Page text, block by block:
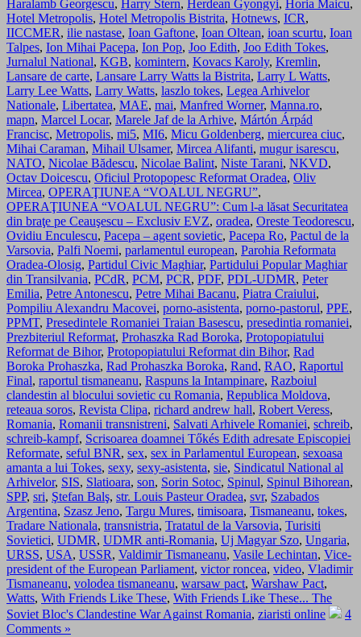
Haralamb Georgescu, Harry Stern, Herdean Gyongyi, Horia Maicu,
Hotel Metropolis, Hotel Metropolis Bistrita, Hotnews, ICR,
IICCMER, ilie nastase, Ioan Gaftone, Ioan Oltean, ioan scurtu, Ioan
Talpes, Ion Mihai Pacepa, Ion Pop, Joo Edith, Joo Edith Tokes,
Jurnalul National, KGB, komintern, Kovacs Karoly, Kremlin,
Lansare de carte, Lansare Larry Watts la Bistrita, Larry L Watts,
Larry Lee Watts, Larry Watts, laszlo tokes, Legea Arhivelor
Nationale, Libertatea, MAE, mai, Manfred Worner, Manna.ro,
mapn, Marcel Locar, Marele Jaf de la Arhive, Mártón Árpád
Francisc, Metropolis, mi5, MI6, Micu Goldenberg, miercurea ciuc,
Mihai Caraman, Mihail Ulsamer, Mircea Alifanti, mugur isarescu,
NATO, Nicolae Bădescu, Nicolae Balint, Niste Tarani, NKVD,
Octav Doicescu, Oficiul Protopopesc Reformat Oradea, Oliv
Mircea, OPERAŢIUNEA “VOALUL NEGRU”,
OPERAŢIUNEA “VOALUL NEGRU”: Cum l-a lăsat Securitatea
din braţe pe Ceauşescu – Exclusiv EVZ, oradea, Oreste Teodorescu,
Ovidiu Enculescu, Pacepa – agent sovietic, Pacepa Ro, Pactul de la
Varsovia, Palfi Noemi, parlamentul european, Parohia Reformata
Oradea-Olosig, Partidul Civic Maghiar, Partidului Popular Maghiar
din Transilvania, PCdR, PCM, PCR, PDF, PDL-UDMR, Peter
Emilia, Petre Antonescu, Petre Mihai Bacanu, Piatra Craiului,
Pompiliu Alexandru Macovei, porno-asistenta, porno-pastorul, PPE,
PPMT, Presedintele Romaniei Traian Basescu, presedintia romaniei,
Prezbiteriul Reformat, Prohaszka Rad Boroka, Protopopiatului
Reformat de Bihor, Protopopiatului Reformat din Bihor, Rad
Boroka Prohaszka, Rad Prohaszka Boroka, Rand, RAO, Raportul
Final, raportul tismaneanu, Raspuns la Intampinare, Razboiul
clandestin al blocului sovietic cu Romania, Republica Moldova,
reteaua soros, Revista Clipa, richard andrew hall, Robert Veress,
Romania, Romanii transnistreni, Salvati Arhivele Romaniei, schreib,
schreib-kampf, Scrisoarea doamnei Tőkés Edith adresate Episcopiei
Reformate, seful BNR, sex, sex in Parlamentul European, sexoasa
amanta a lui Tokes, sexy, sexy-asistenta, sie, Sindicatul National al
Arhivelor, SIS, Slatioara, son, Sorin Sotoc, Spinul, Spinul Bihorean,
SPP, sri, Ştefan Balş, str. Louis Pasteur Oradea, svr, Szabados
Argentina, Szasz Jeno, Targu Mures, timisoara, Tismaneanu, tokes,
Tradare Nationala, transnistria, Tratatul de la Varsovia, Turisiti
Sovietici, UDMR, UDMR anti-Romania, Uj Magyar Szo, Ungaria,
URSS, USA, USSR, Valdimir Tismaneanu, Vasile Lechintan, Vice-
president of the European Parliament, victor roncea, video, Vladimir
Tismaneanu, volodea tismaneanu, warsaw pact, Warshaw Pact,
Watts, With Friends Like These, With Friends Like These... The
Soviet Bloc's Clandestine War Against Romania, ziaristi online
4
Comments »